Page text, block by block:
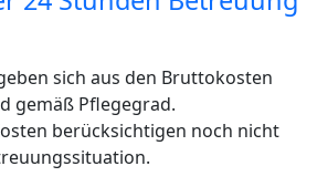
sich aus den Bruttokosten
gemäß Pflegegrad.
berücksichtigen noch nicht